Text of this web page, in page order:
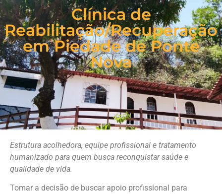
Clínica de
Reabilitação/Recuperação
em Piedade de Ponte
Nova
Estrutura acolhedora, equipe profissional e tratamento
humanizado para quem busca reconquistar saúde e
qualidade de vida.
Tomar a decisão de buscar apoio profissional para